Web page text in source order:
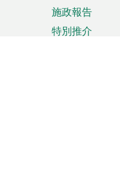
施政報告
特別推介